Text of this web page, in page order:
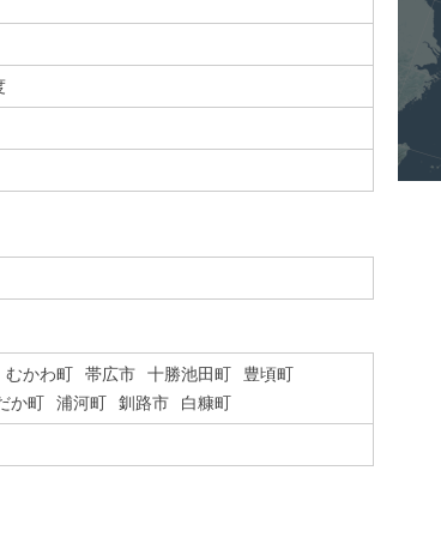
むかわ町 帯広市 十勝池田町
豊頃町
か町 浦河町 釧路市 白糠町